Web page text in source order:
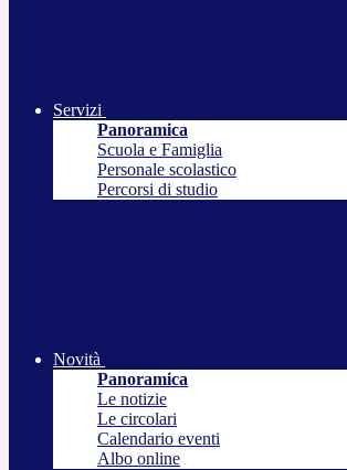
Servizi
Panoramica
Scuola e Famiglia
Personale scolastico
Percorsi di studio
Novità
Panoramica
Le notizie
Le circolari
Calendario eventi
Albo online